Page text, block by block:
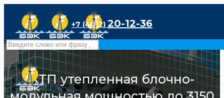
+7 (4012) 20-12-36
КТП утепленная блочно-